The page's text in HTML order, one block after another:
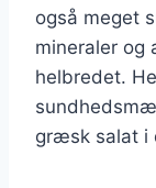
også meget
mineraler og
helbredet.
græsk salat i